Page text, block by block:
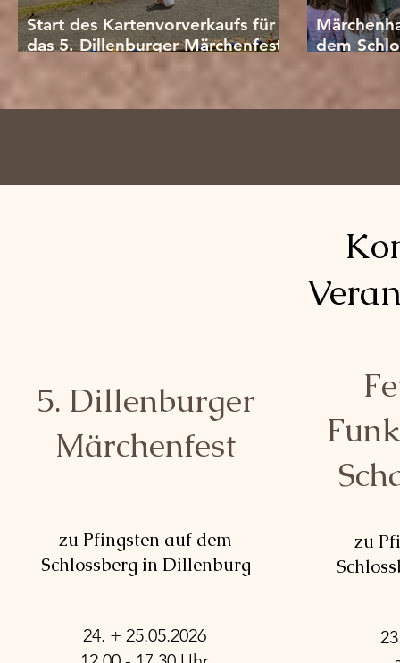
Start des Kartenvorverkaufs für
das 5. Dillenburger Märchenfest
auf dem Schlossberg
dem
5. Dillenburger
Märchenfest
zu Pfingsten auf dem
Schlossberg in Dillenburg
24. + 25.05.2026
zu